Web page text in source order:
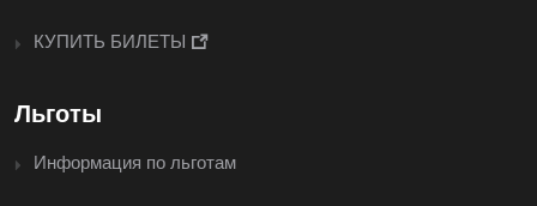
КУПИТЬ БИЛЕТЫ
Льготы
Информация по льготам